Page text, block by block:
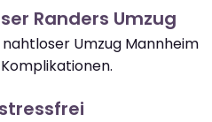
Randers Umzug
Umzug Mannheim